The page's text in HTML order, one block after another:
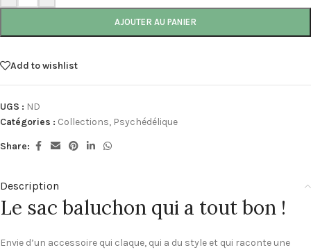
AJOUTER AU PANIER
Add to wishlist
UGS : ND
Catégories : Collections, Psychédélique
Share:
Description
Le sac baluchon qui a tout bon !
Envie d’un accessoire qui claque, qui a du style et qui raconte une